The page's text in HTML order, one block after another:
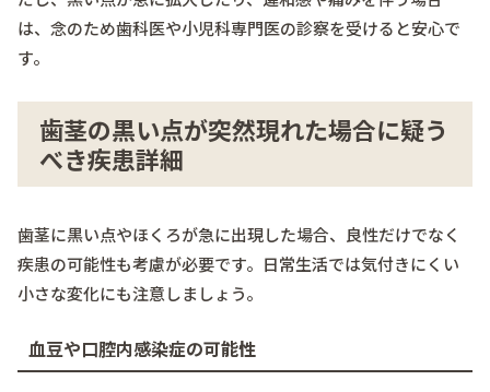
は、念のため歯科医や小児科専門医の診察を受けると安心で
す。
歯茎の黒い点が突然現れた場合に疑う
べき疾患詳細
歯茎に黒い点やほくろが急に出現した場合、良性だけでなく
疾患の可能性も考慮が必要です。日常生活では気付きにくい
小さな変化にも注意しましょう。
血豆や口腔内感染症の可能性